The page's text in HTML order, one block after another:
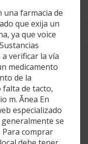
una farmacia de
que exija un
ya que voice
verificar la vía
medicamento
de la
falta de tacto,
m. Ãnea En
especializado
se
Para comprar